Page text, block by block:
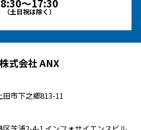
8:30～17:30
（土日祝は除く）
株式会社 ANX
市下之郷813-11